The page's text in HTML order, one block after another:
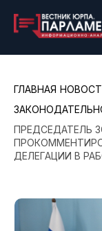
ГЛАВНАЯ
ПРЕДСЕДАТЕЛЬ
ДЕЛЕГАЦИИ В